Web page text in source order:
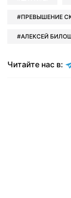
ПРЕВЫШЕНИЕ
АЛЕКСЕЙ
Читайте нас в: